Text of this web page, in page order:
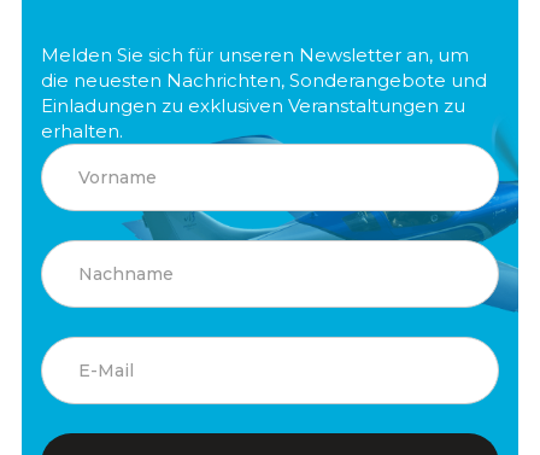
Melden Sie sich für unseren Newsletter an, um
die neuesten Nachrichten, Sonderangebote und
Einladungen zu exklusiven Veranstaltungen zu
erhalten.